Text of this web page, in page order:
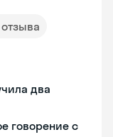
два
говорение с